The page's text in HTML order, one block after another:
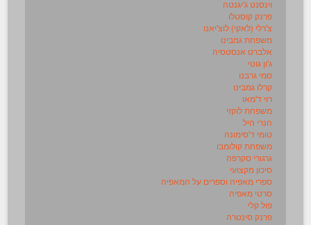
וינסנט ג'יגנטה
פרנק קוסטלו
צ'רלי (לאקי) לוצ'יאנו
משפחת גמבינו
אלברט אנסטסיה
ג'ון גוטי
סמי גרבנו
קרלו גמבינו
רוי ד'מאו
משפחת לוקזי
הנרי היל
טומי ד'סימונה
משפחת קולומבו
גרגורי סקרפה
סיכון מקצועי
ספרי מאפיה וספרים על המאפיה
סרטי מאפיה
פול קלי
פרנק סינטרה